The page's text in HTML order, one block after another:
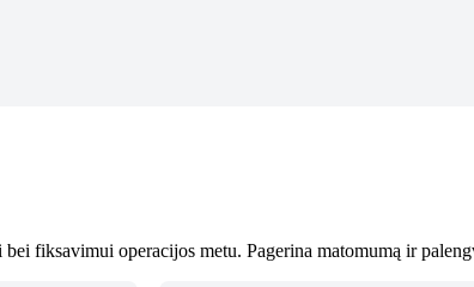
fiksavimui operacijos metu. Pagerina matomumą ir